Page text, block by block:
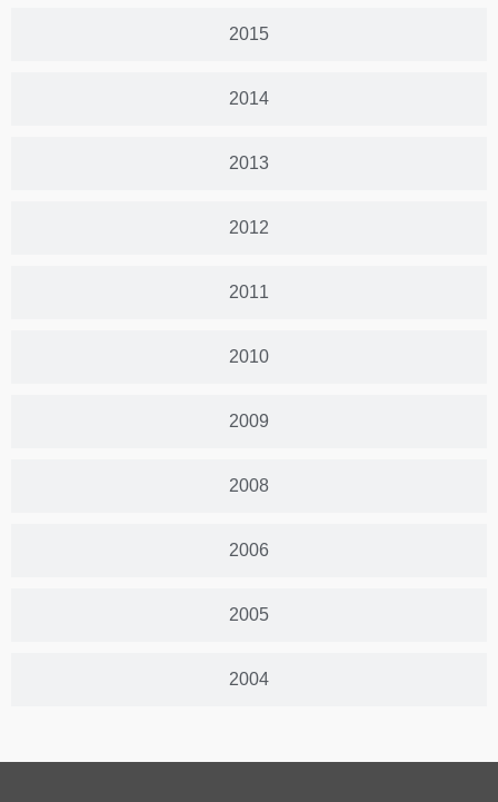
2015
2014
2013
2012
2011
2010
2009
2008
2006
2005
2004